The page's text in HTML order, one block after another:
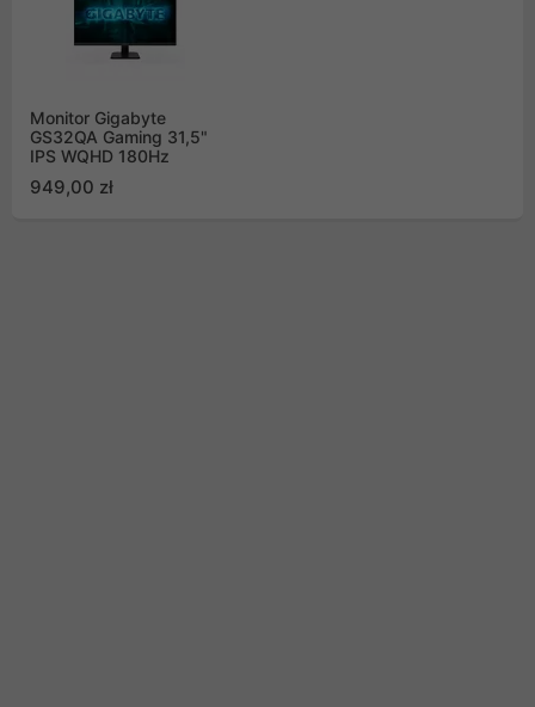
Monitor Gigabyte
GS32QA Gaming 31,5"
IPS WQHD 180Hz
949,00 zł